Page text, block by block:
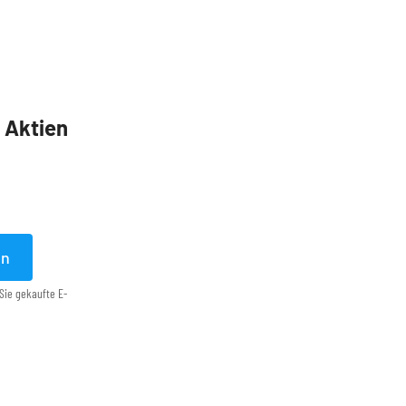
Aktien
gekaufte E-